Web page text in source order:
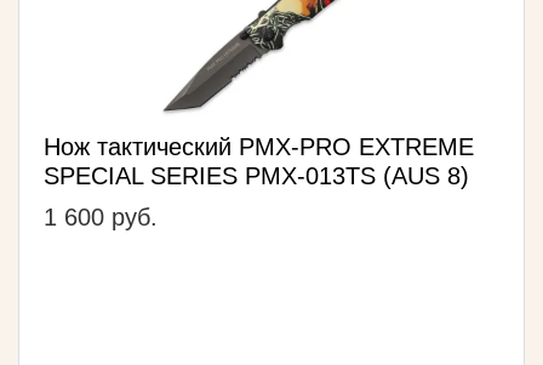
Нож тактический PMX-PRO EXTREME
SPECIAL SERIES PMX-013TS (AUS 8)
1 600 руб.